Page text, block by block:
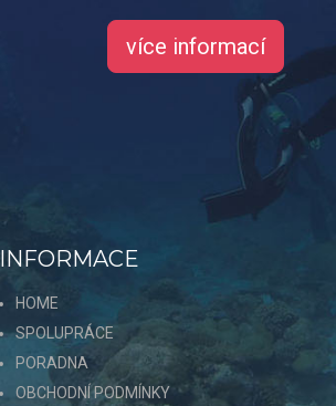
více informací
INFORMACE
HOME
SPOLUPRÁCE
PORADNA
OBCHODNÍ PODMÍNKY